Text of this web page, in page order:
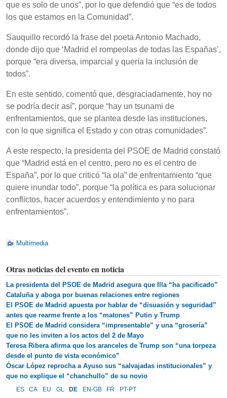
que es solo de unos”, por lo que defendió que “es de todos
los que estamos en la Comunidad”.
Sauquillo recordó la frase del poeta Antonio Machado,
donde dijo que ‘Madrid el rompeolas de todas las Españas’,
porque “era diversa, imparcial y quería la inclusión de
todos”.
En este sentido, comentó que, desgraciadamente, hoy no
se podría decir así”, porque “hay un tsunami de
enfrentamientos, que se plantea desde las instituciones,
con lo que significa el Estado y con otras comunidades”.
A este respecto, la presidenta del PSOE de Madrid constató
que “Madrid está en el centro, pero no es el centro de
España”, por lo que criticó “la ola” de enfrentamiento “que
quiere inundar todo”, porque “la política es para solucionar
conflictos, hacer acuerdos y entendimiento y no para
enfrentamientos”.
Multimedia
Otras noticias del evento en noticia
La presidenta del PSOE de Madrid asegura que Illa “ha pacificado”
Cataluña y aboga por buenas relaciones entre regiones
El PSOE de Madrid apuesta por hablar de “disuasión y seguridad”
antes que rearme frente a los “matones” Putin y Trump
El PSOE de Madrid considera “impresentable” y una “grosería”
que no les inviten a los actos del 2 de Mayo
Teresa Ribera afirma que los aranceles de Trump son “una torpeza
desde el punto de vista económico”
Óscar López reprocha a Ayuso sus “salvajadas institucionales” y
que no explique el “chanchullo” de su novio
ES CA EU GL DE EN-GB FR PT-PT